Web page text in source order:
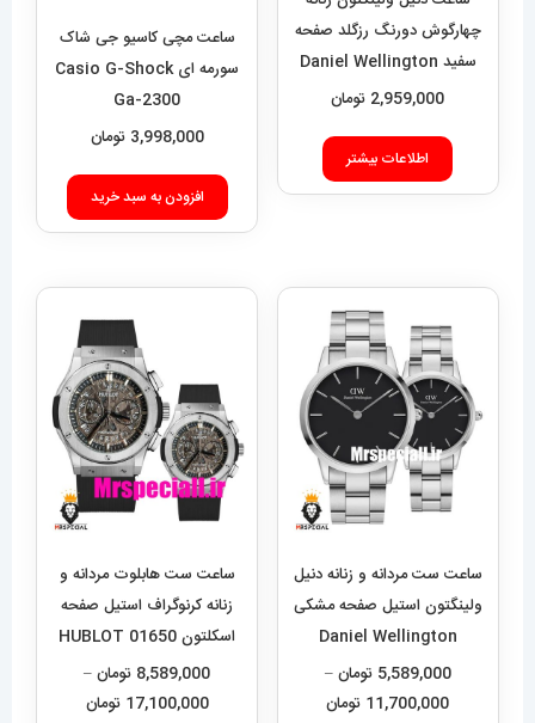
چهارگوش دورنگ رزگلد صفحه
سفید Daniel Wellington
Quadro 423
اطلاعات بیشتر
ساعت مچی کاسیو جی شاک
سورمه ای Casio G-Shock
Ga-2300
3,998,000 تومان
افزودن به سبد خرید
ساعت ست مردانه و زنانه دنیل
ولینگتون استیل صفحه مشکی
Daniel Wellington
020551
5,589,000 تومان–
11,700,000 تومانمحدوده
ساعت ست هابلوت مردانه و
زنانه کرنوگراف استیل صفحه
اسکلتون 01650 HUBLOT
BIG BANG
8,589,000 تومان–
17,100,000 تومانمحدوده